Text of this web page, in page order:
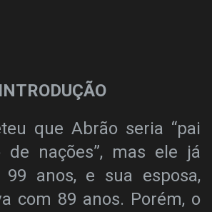
INTRODUÇÃO
que Abrão seria “pai
de nações”, mas ele já
99 anos, e sua esposa,
com 89 anos. Porém, o